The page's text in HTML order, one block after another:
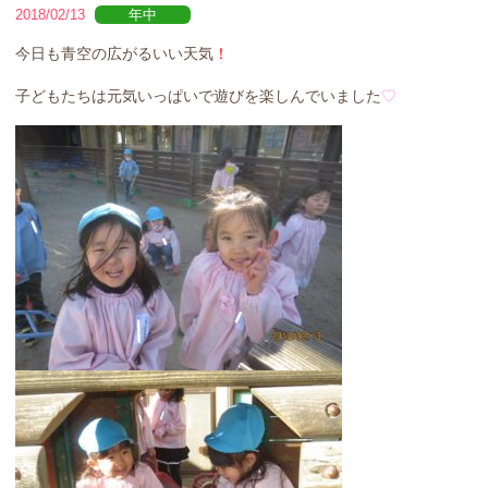
2018/02/13 年中
今日も青空の広がるいい天気 ！
子どもたちは元気いっぱいで遊びを楽しんでいました♡